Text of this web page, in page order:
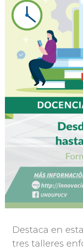
Destaca en
tres talleres